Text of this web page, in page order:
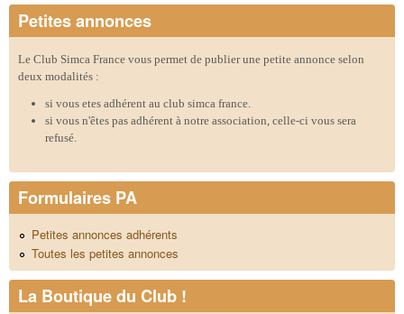
Petites annonces
Le Club Simca France vous permet de publier une petite annonce selon
deux modalités :
si vous etes adhérent au club simca france.
si vous n'êtes pas adhérent à notre association, celle-ci vous sera
refusé.
Formulaires PA
Petites annonces adhérents
Toutes les petites annonces
La Boutique du Club !